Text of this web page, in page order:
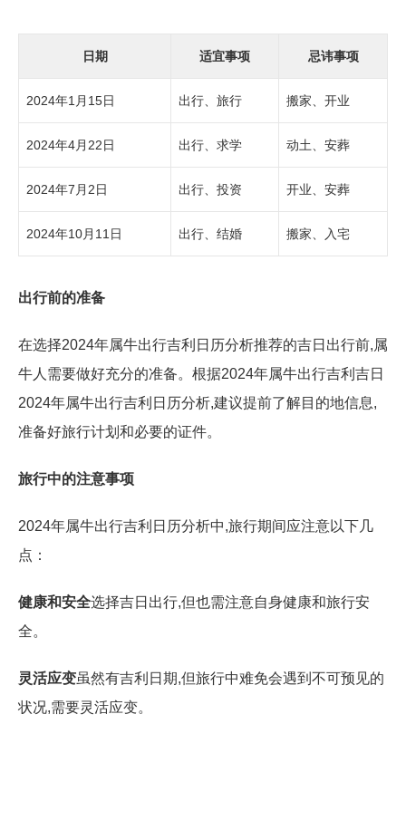
日期 适宜事项 忌讳事项
2024年1月15日 出行、旅行 搬家、开业
2024年4月22日 出行、求学 动土、安葬
2024年7月2日 出行、投资 开业、安葬
2024年10月11日 出行、结婚 搬家、入宅
出行前的准备
在选择2024年属牛出行吉利日历分析推荐的吉日出行前,属
牛人需要做好充分的准备。根据2024年属牛出行吉利吉日
2024年属牛出行吉利日历分析,建议提前了解目的地信息,
准备好旅行计划和必要的证件。
旅行中的注意事项
2024年属牛出行吉利日历分析中,旅行期间应注意以下几
点：
健康和安全选择吉日出行,但也需注意自身健康和旅行安
全。
灵活应变虽然有吉利日期,但旅行中难免会遇到不可预见的
状况,需要灵活应变。